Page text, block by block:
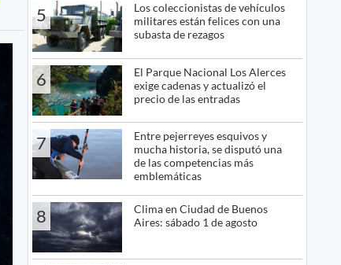
5
Los coleccionistas de vehículos
militares están felices con una
subasta de rezagos
6
El Parque Nacional Los Alerces
exige cadenas y actualizó el
precio de las entradas
7
Entre pejerreyes esquivos y
mucha historia, se disputó una
de las competencias más
emblemáticas
8
Clima en Ciudad de Buenos
Aires: sábado 1 de agosto